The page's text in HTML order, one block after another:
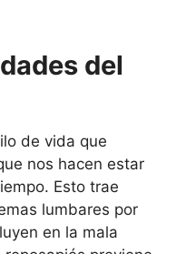
del
de vida que
nos hacen estar
Esto trae
lumbares por
en la mala